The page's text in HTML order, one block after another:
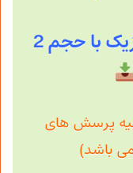
دانلود فصل اول فیزیک با حجم 2
پرسش های